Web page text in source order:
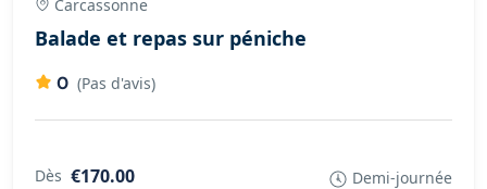
Carcassonne
Balade et repas sur péniche
0 (Pas d'avis)
Dès €170.00 Demi-journée